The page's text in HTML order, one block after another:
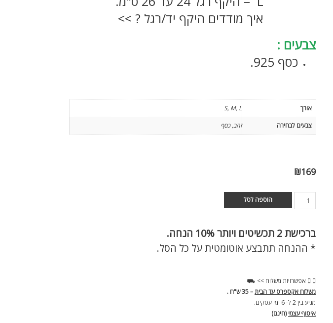
איך מודדים היקף יד/רגל ? >>
צבעים :
כסף 925.
אורך S, M, L
צבעים לבחירה זהב, כסף
₪169
הוספה לסל
ברכישת
* ההנחה תתבצע אוטומטית על כל הסל.
אפשרויות משלוח >> ⛟
משלוח אקספרס עד הבית– 35 ש"ח .
מגיע בין 2 ל- 6 ימי עסקים.
איסוף עצמי(חינם)